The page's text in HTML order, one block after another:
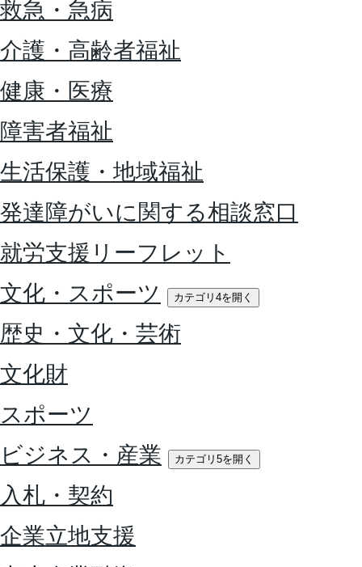
救急・急病
介護・高齢者福祉
健康・医療
障害者福祉
生活保護・地域福祉
発達障がいに関する相談窓口
就労支援リーフレット
文化・スポーツ
カテゴリ4を開く
歴史・文化・芸術
文化財
スポーツ
ビジネス・産業
カテゴリ5を開く
入札・契約
企業立地支援